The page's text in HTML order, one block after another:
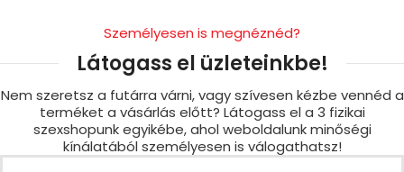
Személyesen is megnéznéd?
Látogass el üzleteinkbe!
Nem szeretsz a futárra várni, vagy szívesen kézbe vennéd a
terméket a vásárlás előtt? Látogass el a 3 fizikai
szexshopunk egyikébe, ahol weboldalunk minőségi
kínálatából személyesen is válogathatsz!